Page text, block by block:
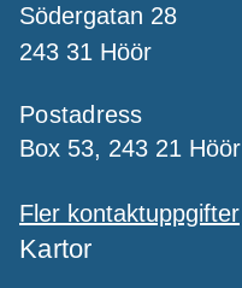
Södergatan 28
243 31 Höör
Postadress
Box 53, 243 21 Höör
Fler kontaktuppgifter
Kartor